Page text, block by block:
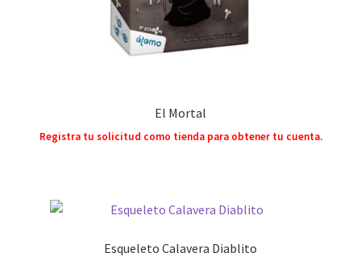
El Mortal
Registra tu solicitud como tienda para obtener tu cuenta.
Esqueleto Calavera Diablito